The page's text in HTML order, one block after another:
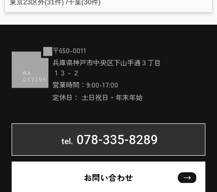
東京23区外(31件) 千葉(30件)
〒650-0011
兵庫県神戸市中央区下山手通３丁目
１３－２
営業時間：9:00-17:00
定休日： 土日祝日・年末年始
tel. 078-335-8289
お問い合わせ